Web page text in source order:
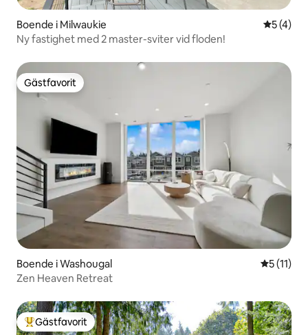
Boende i Milwaukie 5 av 5 i
5 (4)
Ny fastighet med 2 master-sviter vid floden!
Gästfavorit
Gästfavorit
Boende i Washougal 5 av 5 i
5 (11)
Zen Heaven Retreat
Populär gästfavorit
Gästfavorit